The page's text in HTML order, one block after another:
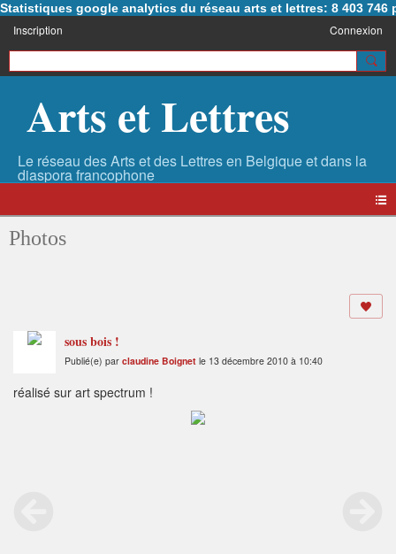
Statistiques google analytics du réseau arts et lettres: 8 403 746
Inscription Connexion
Arts et Lettres
Photos
sous bois !
Publié(e) par claudine Boignet le 13 décembre 2010 à 10:40
réalisé sur art spectrum !